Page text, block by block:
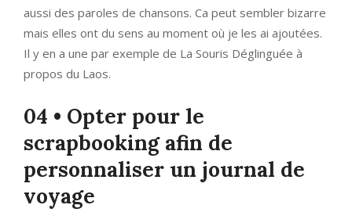
aussi des paroles de chansons. Ca peut sembler bizarre
mais elles ont du sens au moment où je les ai ajoutées.
Il y en a une par exemple de La Souris Déglinguée à
propos du Laos.
04 • Opter pour le
scrapbooking afin de
personnaliser un journal de
voyage